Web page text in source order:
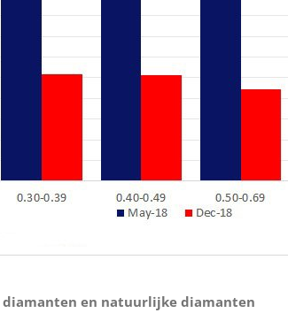
en natuurlijke diamanten